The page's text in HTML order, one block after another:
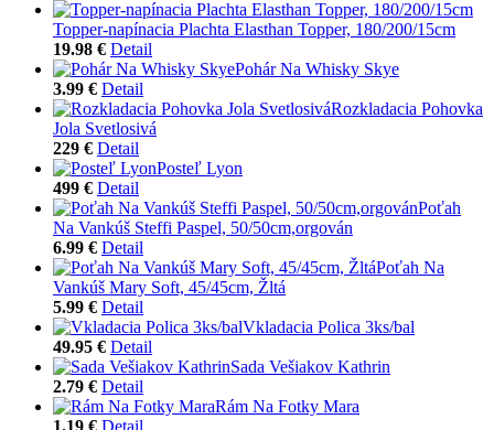
Topper-napínacia Plachta Elasthan Topper, 180/200/15cm
19.98 € Detail
Pohár Na Whisky Skye
3.99 € Detail
Rozkladacia Pohovka
Jola Svetlosivá
229 € Detail
Posteľ Lyon
499 € Detail
Poťah
Na Vankúš Steffi Paspel, 50/50cm,orgován
6.99 € Detail
Poťah Na
Vankúš Mary Soft, 45/45cm, Žltá
5.99 € Detail
Vkladacia Polica 3ks/bal
49.95 € Detail
Sada Vešiakov Kathrin
2.79 € Detail
Rám Na Fotky Mara
1.19 € Detail